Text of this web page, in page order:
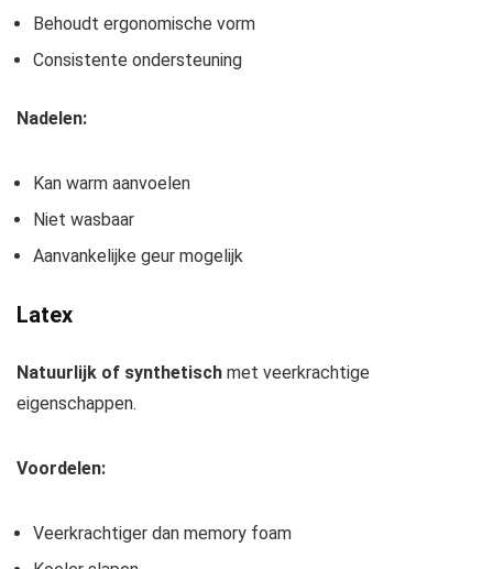
Behoudt ergonomische vorm
Consistente ondersteuning
Nadelen:
Kan warm aanvoelen
Niet wasbaar
Aanvankelijke geur mogelijk
Latex
Natuurlijk of synthetisch met veerkrachtige
eigenschappen.
Voordelen:
Veerkrachtiger dan memory foam